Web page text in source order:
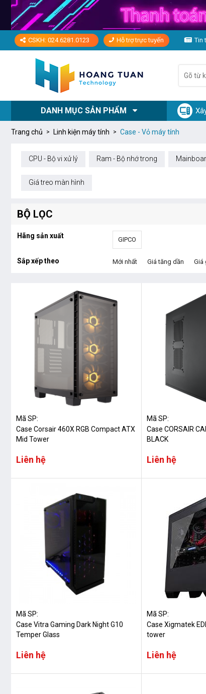
CSKH: 024.6281.0123 Hỗ trợ trực tuyến Tin
DANH MỤC SẢN PHẨM
Trang chủ Linh kiện máy tính Case - Vỏ máy tính
CPU - Bộ vi xử lý Ram - Bộ nhớ trong
Giá treo màn hình
BỘ LỌC
Hãng sản xuất GIPCO
Sắp xếp theo Mới nhất Giá tăng dần Giá
Mã SP:
Case Corsair 460X RGB Compact ATX
Mid Tower
Liên hệ
Mã SP:
Case CORSAIR
BLACK
Liên hệ
Mã SP:
Case Vitra Gaming Dark Night G10
Temper Glass
Liên hệ
Mã SP:
Case Xigmatek
tower
Liên hệ